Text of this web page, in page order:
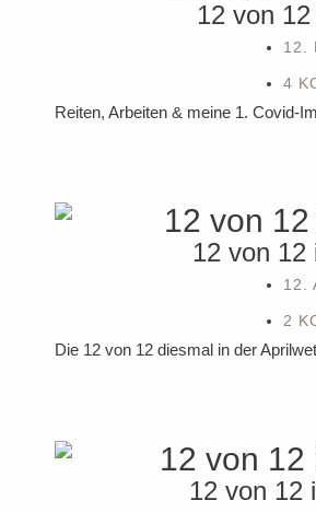
12 von
12.
4
Reiten, Arbeiten & meine 1. Covid-
12 von 12
12.
2
Die 12 von 12 diesmal in der
12 von 12